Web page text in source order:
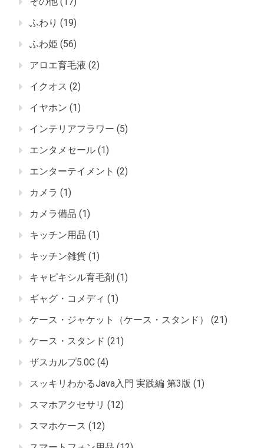
ふわり (19)
ふわ姫 (56)
アロエ育毛液 (2)
イクオス (2)
イヤホン (1)
インテリアフラワー (5)
エンタメセール (1)
エンターテイメント (2)
カメラ (1)
カメラ備品 (1)
キッチン用品 (1)
キッチン雑貨 (1)
キャピキシル育毛剤 (1)
ギャグ・コメディ (1)
ケース・ジャケット（ケース・スタンド）
(21)
ケース・スタンド (21)
ザスカルプ5.0C (4)
スッキリわかるJava入門 実践編 第3版 (1)
スマホアクセサリ (12)
スマホケース (12)